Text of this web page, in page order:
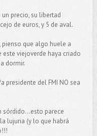
precio, su libertad
de euros, y 5 de aval.
que algo huele a
este viejoverde haya criado
dormir.
presidente del FMI NO sea
sórdido...esto parece
lujuria (y lo que habrá